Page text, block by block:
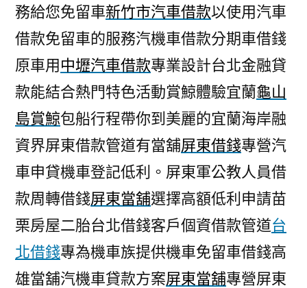
務給您免留車新竹市汽車借款以使用汽車
借款免留車的服務汽機車借款分期車借錢
原車用中壢汽車借款專業設計台北金融貸
款能結合熱門特色活動賞鯨體驗宜蘭龜山
島賞鯨包船行程帶你到美麗的宜蘭海岸融
資界屏東借款管道有當舖屏東借錢專營汽
車申貸機車登記低利。屏東軍公教人員借
款周轉借錢屏東當舖選擇高額低利申請苗
栗房屋二胎台北借錢客戶個資借款管道台
北借錢專為機車族提供機車免留車借錢高
雄當舖汽機車貸款方案屏東當舖‎專營屏東